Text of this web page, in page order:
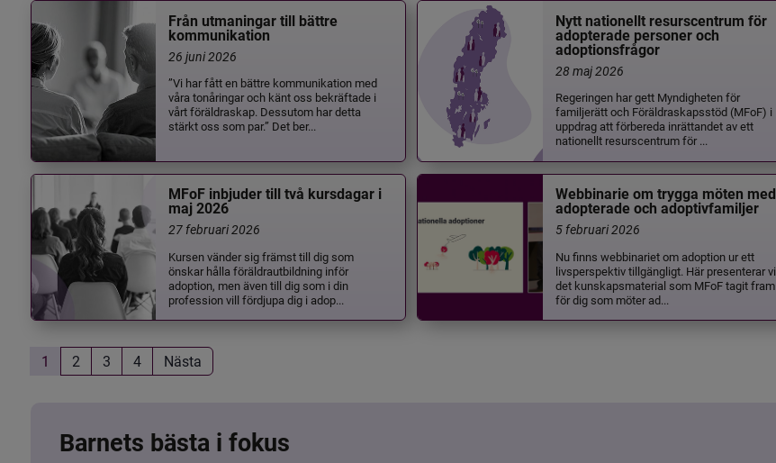
Från utmaningar till bättre
kommunikation
26 juni 2026
”Vi har fått en bättre kommunikation med
våra tonåringar och känt oss bekräftade i
vårt föräldraskap. Dessutom har detta
stärkt oss som par.” Det ber...
Nytt nationellt resurscentrum för
adopterade personer och
adoptionsfrågor
28 maj 2026
Regeringen har gett Myndigheten för
familjerätt och Föräldraskapsstöd (MFoF) i
uppdrag att förbereda inrättandet av ett
nationellt resurscentrum för ...
MFoF inbjuder till två kursdagar i
maj 2026
27 februari 2026
Kursen vänder sig främst till dig som
önskar hålla föräldrautbildning inför
adoption, men även till dig som i din
profession vill fördjupa dig i adop...
Webbinarie om trygga möten med
adopterade och adoptivfamiljer
5 februari 2026
Nu finns webbinariet om adoption ur ett
livsperspektiv tillgängligt. Här presenterar vi
det kunskapsmaterial som MFoF tagit fram
för dig som möter ad...
1 2 3 4 Nästa
Barnets bästa i fokus